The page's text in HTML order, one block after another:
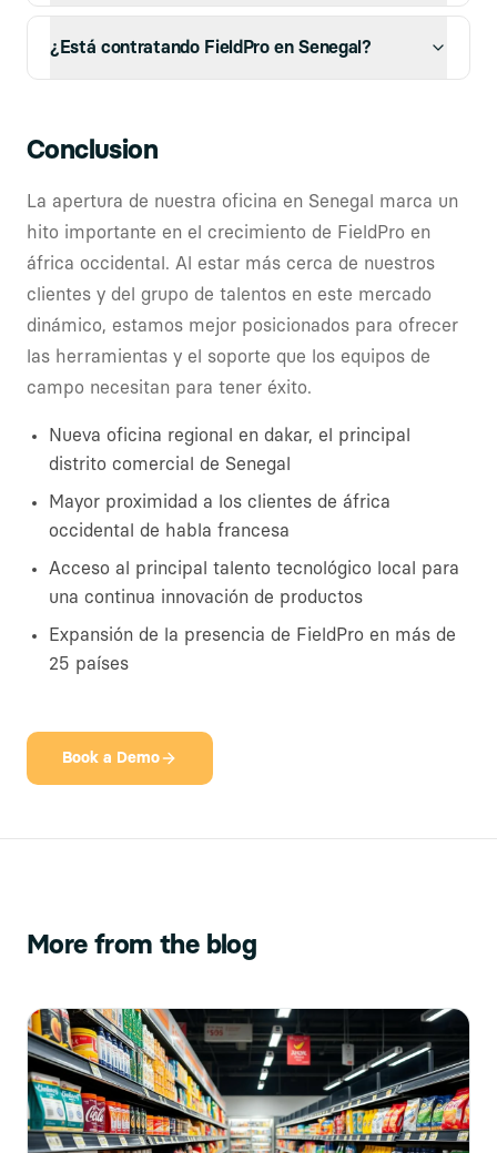
¿Está contratando FieldPro en Senegal?
Conclusion
La apertura de nuestra oficina en Senegal marca un
hito importante en el crecimiento de FieldPro en
áfrica occidental. Al estar más cerca de nuestros
clientes y del grupo de talentos en este mercado
dinámico, estamos mejor posicionados para ofrecer
las herramientas y el soporte que los equipos de
campo necesitan para tener éxito.
Nueva oficina regional en dakar, el principal
distrito comercial de Senegal
Mayor proximidad a los clientes de áfrica
occidental de habla francesa
Acceso al principal talento tecnológico local para
una continua innovación de productos
Expansión de la presencia de FieldPro en más de
25 países
Book a Demo
More from the blog